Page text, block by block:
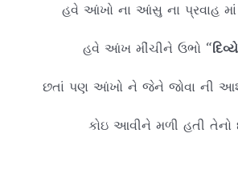
હવે આંખો ના આંસુ ના પ્રવાહ
હવે આંખ મીંચીને ઉભો “
છતાં પણ આંખો ને જેને જોવા ની
કોઇ આવીને મળી હતી